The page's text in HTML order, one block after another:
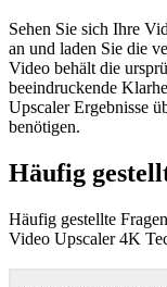
Sehen Sie sich Ihre
an und laden Sie die
Video behält die
beeindruckende
Upscaler Ergebnisse
benötigen.
Häufig
Häufig gestellte
Video Upscaler 4K